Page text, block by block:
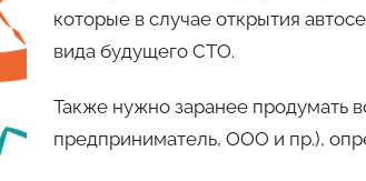
которые в случае открытия
вида будущего СТО.
Также нужно заранее продумать
предприниматель, ООО и пр.),